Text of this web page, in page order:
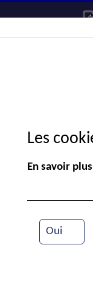
Les
En savoir plus
Oui